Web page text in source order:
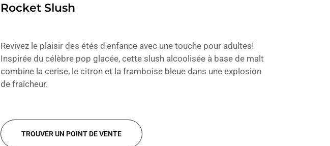
Rocket Slush
Revivez le plaisir des étés d'enfance avec une touche pour adultes!
Inspirée du célèbre pop glacée, cette slush alcoolisée à base de malt
combine la cerise, le citron et la framboise bleue dans une explosion
de fraîcheur.
TROUVER UN POINT DE VENTE